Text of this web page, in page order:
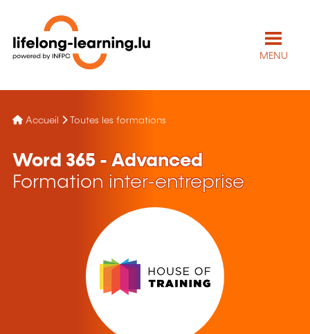
MENU
Accueil Toutes les formations
Word 365 - Advanced
Formation inter-entreprise